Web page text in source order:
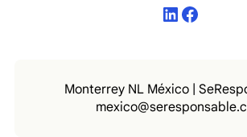
LinkedIn Facebook
Monterrey NL México |